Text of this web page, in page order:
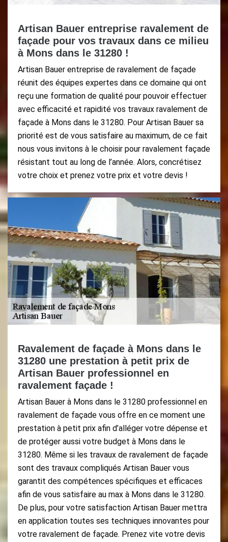
Artisan Bauer entreprise ravalement de
façade pour vos travaux dans ce milieu
à Mons dans le 31280 !
Artisan Bauer entreprise de ravalement de façade
réunit des équipes expertes dans ce domaine qui ont
reçu une formation de qualité pour pouvoir effectuer
avec efficacité et rapidité vos travaux ravalement de
façade à Mons dans le 31280. Pour Artisan Bauer sa
priorité est de vous satisfaire au maximum, de ce fait
nous vous invitons à le choisir pour ravalement façade
résistant tout au long de l’année. Alors, concrétisez
votre choix et prenez votre prix et votre devis !
Ravalement de façade à Mons dans le
31280 une prestation à petit prix de
Artisan Bauer professionnel en
ravalement façade !
Artisan Bauer à Mons dans le 31280 professionnel en
ravalement de façade vous offre en ce moment une
prestation à petit prix afin d’alléger votre dépense et
de protéger aussi votre budget à Mons dans le
31280. Même si les travaux de ravalement de façade
sont des travaux compliqués Artisan Bauer vous
garantit des compétences spécifiques et efficaces
afin de vous satisfaire au max à Mons dans le 31280.
De plus, pour votre satisfaction Artisan Bauer mettra
en application toutes ses techniques innovantes pour
votre ravalement de façade. Prenez vite votre devis